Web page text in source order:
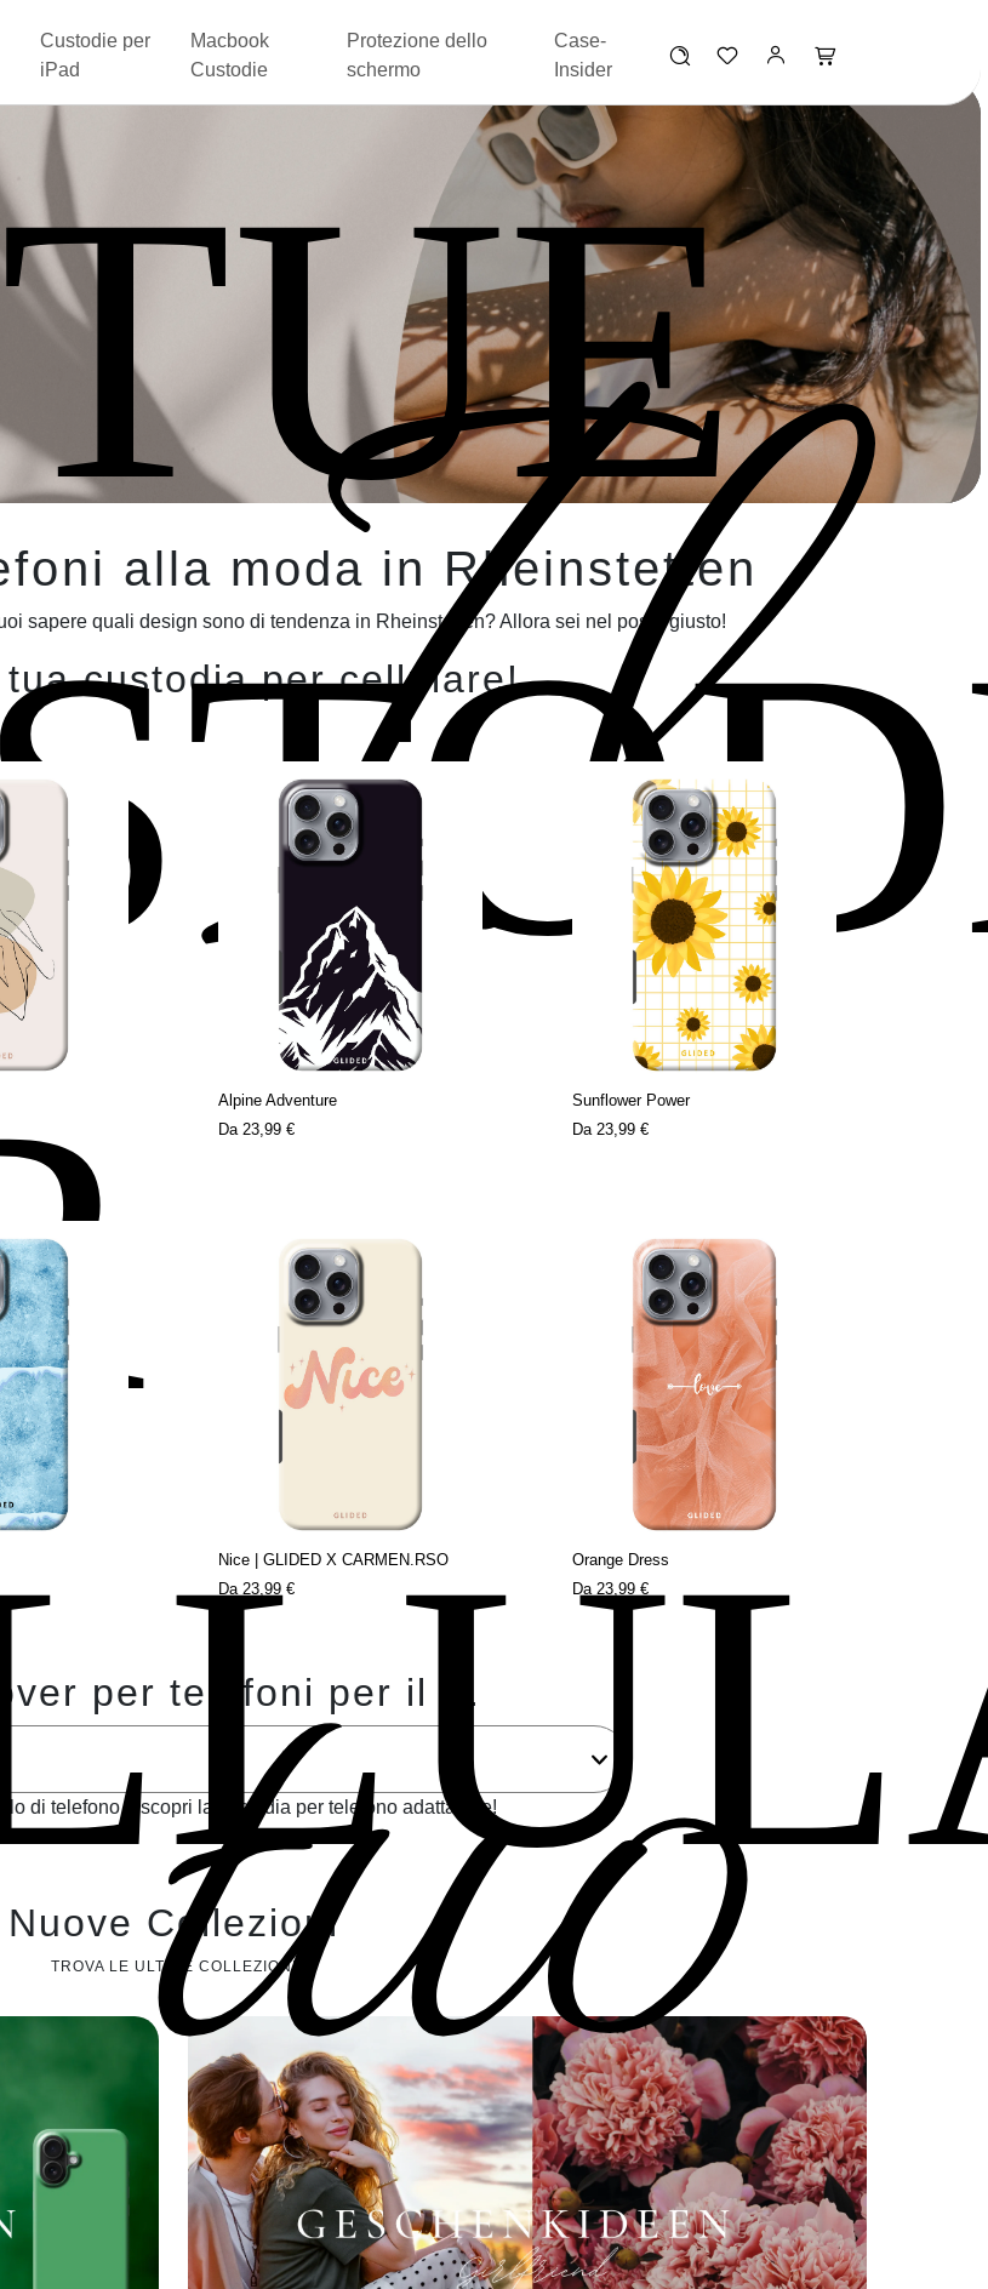
Custodie per
iPad
Macbook
Custodie
Protezione dello
schermo
Case-
Insider
Il
tuo
alla moda in Rheinstetten
sapere quali design sono di tendenza in Rheinstetten? Allora sei nel posto giusto!
custodia per cellulare!
Alpine Adventure
Da 23,99 €
Sunflower Power
Da 23,99 €
Nice | GLIDED X CARMEN.RSO
Da 23,99 €
Orange Dress
Da 23,99 €
per telefoni per il ...
di telefono e scopri la custodia per telefono adatta a te!
Nuove Collezioni
TROVA LE ULTIME COLLEZIONI